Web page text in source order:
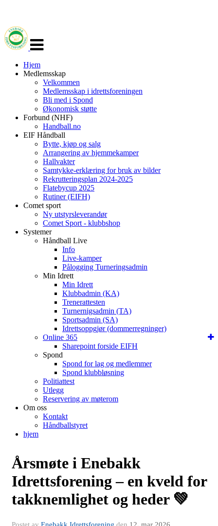
navigasjon
Hjem
Medlemsskap
Velkommen
Medlemsskap i idrettsforeningen
Bli med i Spond
Økonomisk støtte
Forbund (NHF)
Handball.no
EIF Håndball
Bytte, kjøp og salg
Arrangering av hjemmekamper
Hallvakter
Samtykke-erklæring for bruk av bilder
Rekrutteringsplan 2024-2025
Flatebycup 2025
Rutiner (EIFH)
Comet sport
Ny utstyrsleverandør
Comet Sport - klubbshop
Systemer
Håndball Live
Info
Live-kamper
Pålogging Turneringsadmin
Min Idrett
Min Idrett
Klubbadmin (KA)
Trenerattesten
Turnernigsadmin (TA)
Sportsadmin (SA)
Idrettsoppgjør (dommerregninger)
Online 365
Sharepoint forside EIFH
Spond
Spond for lag og medlemmer
Spond klubbløsning
Politiattest
Utlegg
Reservering av møterom
Om oss
Kontakt
Håndballstyret
hjem
Årsmøte i Enebakk
Idrettsforening – en kveld for
takknemlighet og heder 💚